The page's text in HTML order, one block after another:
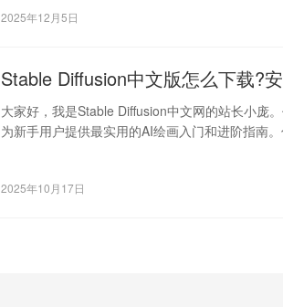
2025年12月5日
Stable Diffusion中文版怎么下载?
大家好，我是Stable Diffusion中文网的站长小庞
为新手用户提供最实用的AI绘画入门和进阶指南
2025年10月17日